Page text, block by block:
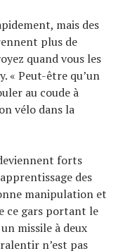
mais des
plus de
quand vous les
« Peut-être qu’un
au coude à
vélo dans la
forts
des
manipulation et
ce gars portant le
missile à deux
n’est pas